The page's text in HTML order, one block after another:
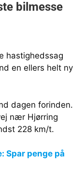
hastighedssag
en ellers helt ny
dagen forinden.
nær Hjørring
228 km/t.
Spar penge på